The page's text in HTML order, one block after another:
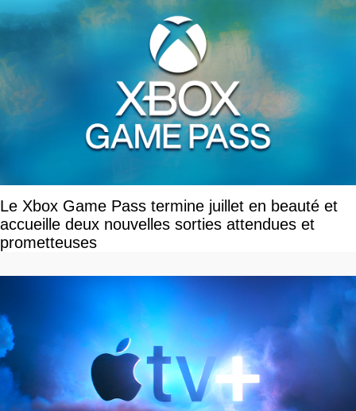
Le Xbox Game Pass termine juillet en beauté et
accueille deux nouvelles sorties attendues et
prometteuses